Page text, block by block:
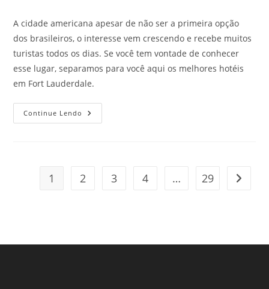
A cidade americana apesar de não ser a primeira opção
dos brasileiros, o interesse vem crescendo e recebe muitos
turistas todos os dias. Se você tem vontade de conhecer
esse lugar, separamos para você aqui os melhores hotéis
em Fort Lauderdale.
Continue Lendo Melhores
Hotéis
Durante
Sua
1 2 3 4 … 29 Ir para